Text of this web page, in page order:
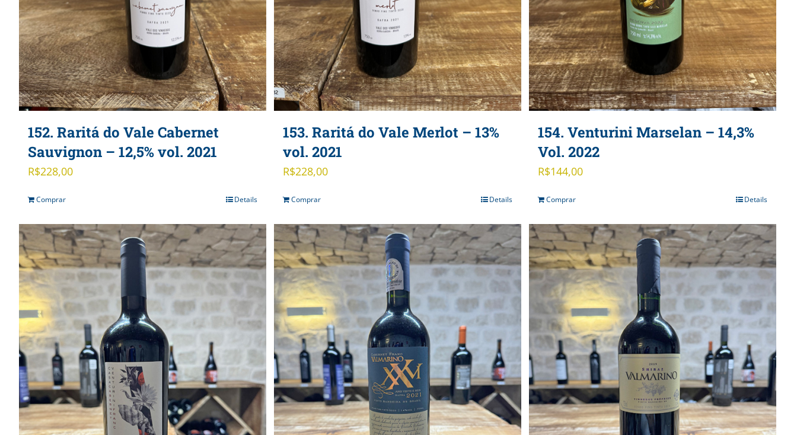
152. Raritá do Vale Cabernet
Sauvignon – 12,5% vol. 2021
R$228,00
Comprar Details
153. Raritá do Vale Merlot – 13%
vol. 2021
R$228,00
Comprar Details
154. Venturini Marselan – 14,3%
Vol. 2022
R$144,00
Comprar Details